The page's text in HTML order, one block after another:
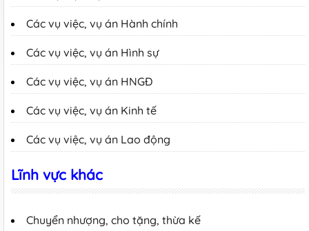
Các vụ việc, vụ án Hành chính
Các vụ việc, vụ án Hình sự
Các vụ việc, vụ án HNGĐ
Các vụ việc, vụ án Kinh tế
Các vụ việc, vụ án Lao động
Lĩnh vực khác
Chuyển nhượng, cho tặng, thừa kế